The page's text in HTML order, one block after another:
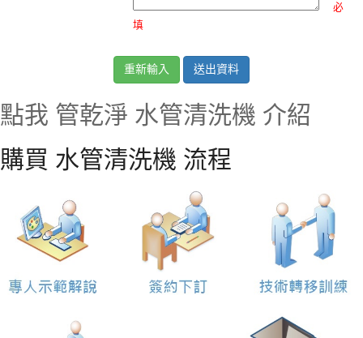
必
填
點我 管乾淨 水管清洗機 介紹
購買 水管清洗機 流程